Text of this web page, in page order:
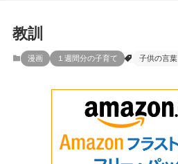
教訓
漫画 １週間分の子育て 子供の言葉